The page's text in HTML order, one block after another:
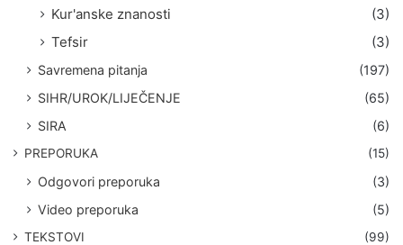
Kur'anske znanosti
(3)
Tefsir
(3)
Savremena pitanja
(197)
SIHR/UROK/LIJEČENJE
(65)
SIRA
(6)
PREPORUKA (15)
Odgovori preporuka
(3)
Video preporuka
(5)
TEKSTOVI
(99)